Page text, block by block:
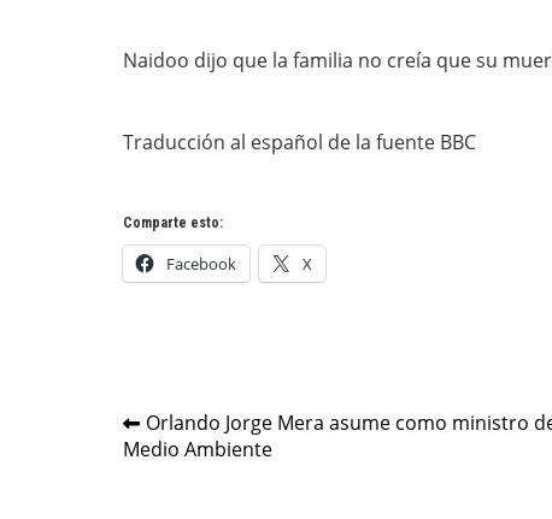
Naidoo dijo que la familia no creía que su
Traducción al español de la fuente BBC
Comparte esto:
Facebook X
Navegación
de
Orlando Jorge Mera asume como ministro
Medio Ambiente